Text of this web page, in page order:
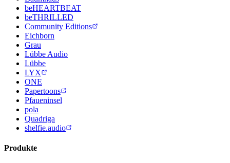
beHEARTBEAT
beTHRILLED
Community Editions
Eichborn
Grau
Lübbe Audio
Lübbe
LYX
ONE
Papertoons
Pfaueninsel
pola
Quadriga
shelfie.audio
Produkte